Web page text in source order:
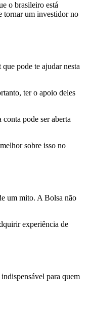
o brasileiro está
tornar um investidor no
pode te ajudar nesta
ter o apoio deles
pode ser aberta
sobre isso no
um mito. A Bolsa não
experiência de
para quem